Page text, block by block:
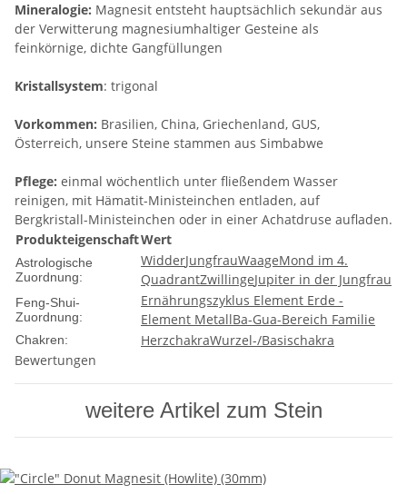
Mineralogie: Magnesit entsteht hauptsächlich sekundär aus
der Verwitterung magnesiumhaltiger Gesteine als
feinkörnige, dichte Gangfüllungen
Kristallsystem: trigonal
Vorkommen: Brasilien, China, Griechenland, GUS,
Österreich, unsere Steine stammen aus Simbabwe
Pflege: einmal wöchentlich unter fließendem Wasser
reinigen, mit Hämatit-Ministeinchen entladen, auf
Bergkristall-Ministeinchen oder in einer Achatdruse aufladen.
ProdukteigenschaftWert
Astrologische
Zuordnung:
WidderJungfrauWaageMond im 4.
QuadrantZwillingeJupiter in der Jungfrau
Feng-Shui-
Zuordnung:
Ernährungszyklus Element Erde -
Element MetallBa-Gua-Bereich Familie
Chakren: HerzchakraWurzel-/Basischakra
Bewertungen
weitere Artikel zum Stein